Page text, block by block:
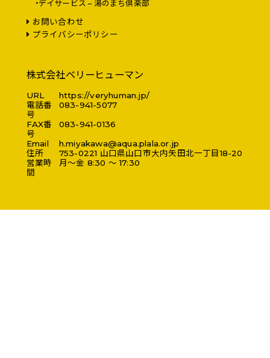
デイサービス – 湯のまち倶楽部
お問い合わせ
プライバシーポリシー
株式会社ベリーヒューマン
URL
https://veryhuman.jp/
電話番
号
083-941-5077
FAX番
号
083-941-0136
Email
h.miyakawa@aqua.plala.or.jp
住所
753-0221 山口県山口市大内矢田北一丁目18-20
営業時
間
月～金 8:30 ～ 17:30